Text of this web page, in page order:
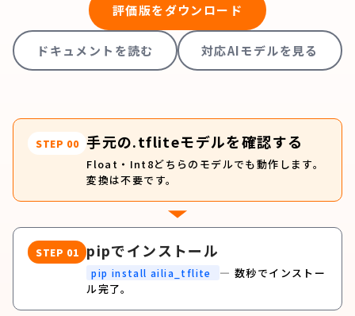
評価版をダウンロード
ドキュメントを読む 対応AIモデルを見る
STEP 00 手元の.tfliteモデルを確認する
Float・Int8どちらのモデルでも動作します。
変換は不要です。
STEP 01 pipでインストール
pip install ailia_tflite
— 数秒でインストー
ル完了。